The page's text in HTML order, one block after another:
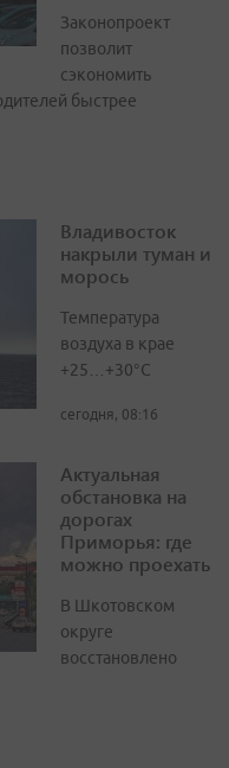
Законопроект
позволит
сэкономить
быстрее
Владивосток
накрыли туман и
морось
Температура
воздуха в крае
+25…+30°C
сегодня, 08:16
Актуальная
обстановка на
дорогах
Приморья: где
можно проехать
В Шкотовском
округе
восстановлено